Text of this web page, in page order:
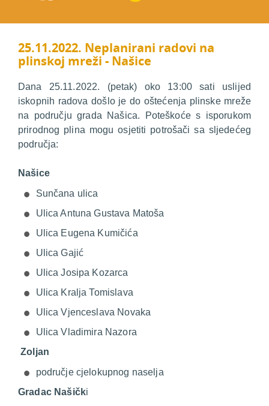
25.11.2022. Neplanirani radovi na
plinskoj mreži - Našice
Dana 25.11.2022. (petak) oko 13:00 sati uslijed
iskopnih radova došlo je do oštećenja plinske mreže
na području grada Našica. Poteškoće s isporukom
prirodnog plina mogu osjetiti potrošači sa sljedećeg
područja:
Našice
Sunčana ulica
Ulica Antuna Gustava Matoša
Ulica Eugena Kumičića
Ulica Gajić
Ulica Josipa Kozarca
Ulica Kralja Tomislava
Ulica Vjenceslava Novaka
Ulica Vladimira Nazora
Zoljan
područje cjelokupnog naselja
Gradac Našički